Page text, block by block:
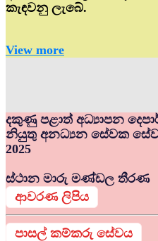
කැඳවනු ලැබේ.
View more
දකුණු පළාත් අධ්‍යාපන
නියුතු අනධ්‍යන සේවක
2025
ස්ථාන මාරු මණ්ඩල තීරණ
ආවරණ ලිපිය
පාසල් කම්කරු සේවය